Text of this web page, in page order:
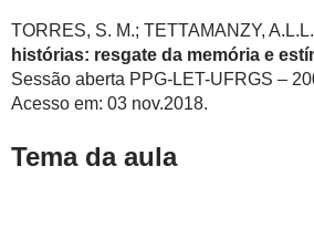
TORRES, S. M.; TETTAMANZY, A.L.L.
histórias: resgate da memória e
Sessão aberta PPG-LET-UFRGS –
Acesso em: 03 nov.2018.
Tema da aula